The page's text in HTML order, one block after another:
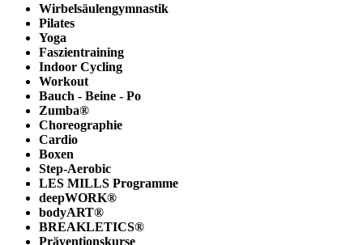
Wirbelsäulengymnastik
Pilates
Yoga
Faszientraining
Indoor Cycling
Workout
Bauch - Beine - Po
Zumba®
Choreographie
Cardio
Boxen
Step-Aerobic
LES MILLS Programme
deepWORK®
bodyART®
BREAKLETICS®
Präventionskurse